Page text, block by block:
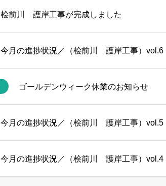
桧前川 護岸工事が完成しました
今月の進捗状況／（桧前川 護岸工事）vol.6
ゴールデンウィーク休業のお知らせ
今月の進捗状況／（桧前川 護岸工事）vol.5
今月の進捗状況／（桧前川 護岸工事）vol.4